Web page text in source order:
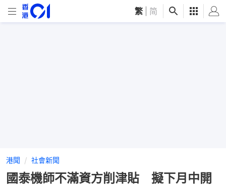
繁 简
港聞 社會新聞
國泰機師不滿資方削津貼 擬下月中開